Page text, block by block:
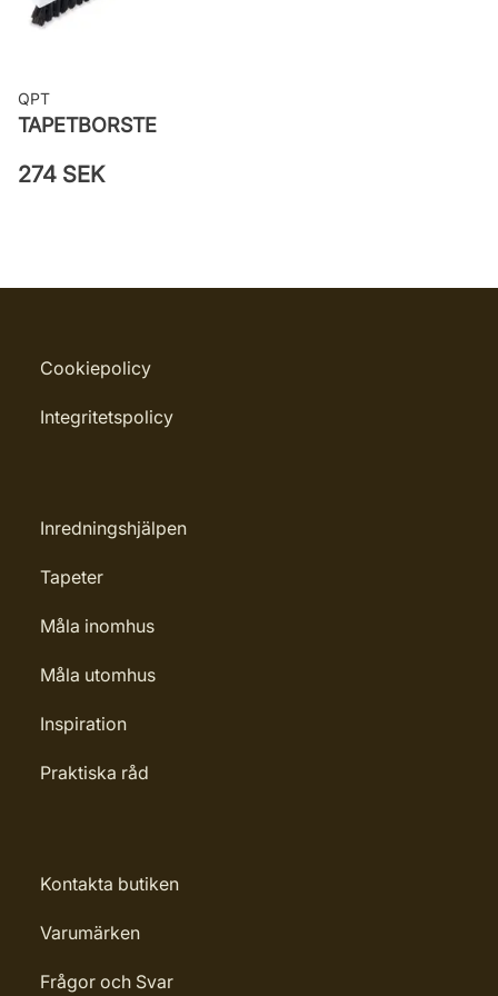
QPT
TAPETBORSTE
274 SEK
Cookiepolicy
Integritetspolicy
Inredningshjälpen
Tapeter
Måla inomhus
Måla utomhus
Inspiration
Praktiska råd
Kontakta butiken
Varumärken
Frågor och Svar